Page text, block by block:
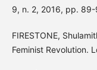
9, n. 2, 2016, pp. 89-
FIRESTONE,
Feminist Revolution.